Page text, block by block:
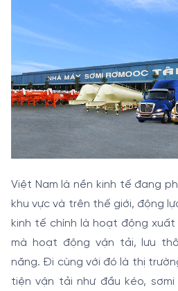
Việt Nam là nền kinh tế đang
khu vực và trên thế giới, động
kinh tế chính là hoạt động xuất
mà hoạt động vận tải, lưu
năng. Đi cùng với đó là thị
tiện vận tải như đầu kéo,